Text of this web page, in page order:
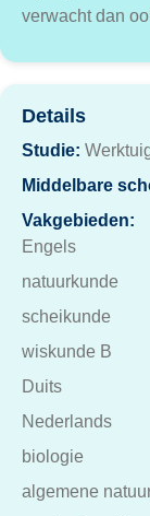
verwacht dan
Details
Studie:
Middelbare
Vakgebieden:
Engels
natuurkunde
scheikunde
wiskunde B
Duits
Nederlands
biologie
algemene